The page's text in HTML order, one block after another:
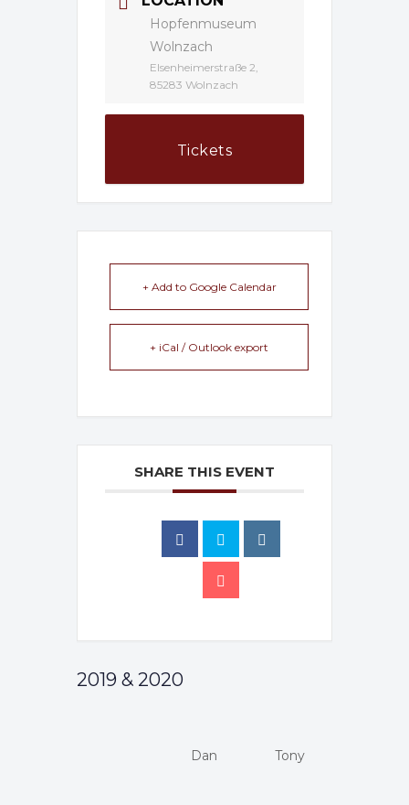
Hopfenmuseum
Wolnzach
Elsenheimerstraße 2,
85283 Wolnzach
Tickets
+ Add to Google Calendar
+ iCal / Outlook export
SHARE THIS EVENT
2019 & 2020
Dan Tony